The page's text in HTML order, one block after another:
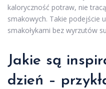
kaloryczność potraw, nie
smakowych. Takie podejście
smakołykami bez wyrzutów
Jakie są
dzień –